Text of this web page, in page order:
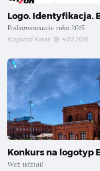
Logo. Identyfikacja.
Podsumowanie roku 2015
Krzysztof Karaś 4.02.2016
Konkurs na logotyp
Weź udział!